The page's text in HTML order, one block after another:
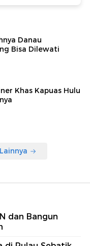
Danau
Bisa Dilewati
Khas Kapuas Hulu
dan Bangun